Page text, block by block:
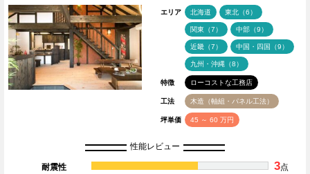
エリア 北海道 東北（6）
関東（7） 中部（9）
近畿（7） 中国・四国（9）
九州・沖縄（8）
特徴 ローコストな工務店
工法 木造（軸組・パネル工法）
坪単価 45 ～ 60 万円
性能レビュー
耐震性 3点